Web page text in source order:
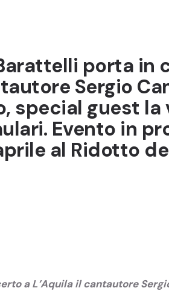
porta in
Sergio
special guest
Evento in
al Ridotto
a L’Aquila il cantautore